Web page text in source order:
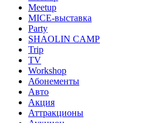
Meetup
MICE-выставка
Party
SHAOLIN CAMP
Trip
TV
Workshop
Абонементы
Авто
Акция
Аттракционы